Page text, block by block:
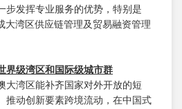
步发挥专业服务的优势，特别是
大湾区供应链管理及贸易融资管理
界级湾区和国际级城市群
大湾区能补齐国家对外开放的短
推动创新要素跨境流动，在中国式